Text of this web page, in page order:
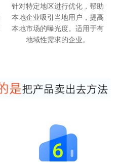
针对特定地区进行优化，帮助
本地企业吸引当地用户，提高
本地市场的曝光度。适用于有
地域性需求的企业。